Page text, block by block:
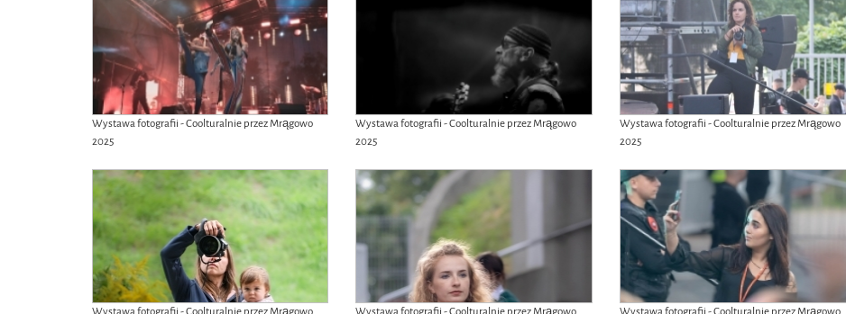
Wystawa fotografii - Coolturalnie przez Mrągowo
2025
Wystawa fotografii - Coolturalnie przez Mrągowo
2025
Wystawa fotografii - Coolturalnie przez Mrągowo
2025
Wystawa fotografii - Coolturalnie przez Mrągowo
Wystawa fotografii - Coolturalnie przez Mrągowo
Wystawa fotografii - Coolturalnie przez Mrągowo